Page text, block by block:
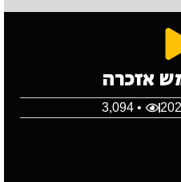
אזכרה
• 3,094